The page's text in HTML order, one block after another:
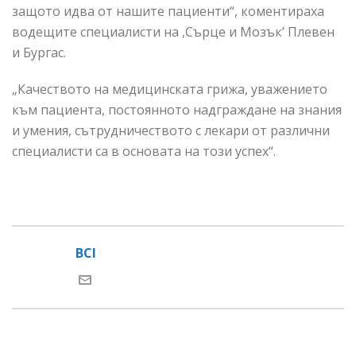
защото идва от нашите пациенти“, коментираха
водещите специалисти на ,Сърце и Мозък’ Плевен
и Бургас.
„Качеството на медицинската грижа, уважението
към пациента, постоянното надграждане на знания
и умения, сътрудничеството с лекари от различни
специалисти са в основата на този успех“.
BCI